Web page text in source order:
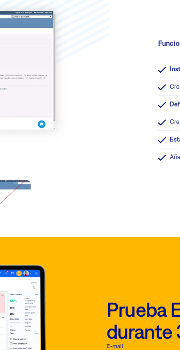
Prueba
durante
E-mail